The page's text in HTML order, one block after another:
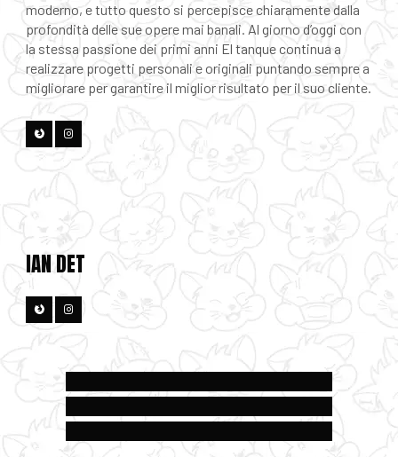
moderno, e tutto questo si percepisce chiaramente dalla
profondità delle sue opere mai banali. Al giorno d’oggi con
la stessa passione dei primi anni El tanque continua a
realizzare progetti personali e originali puntando sempre a
migliorare per garantire il miglior risultato per il suo cliente.
IAN DET
PHOBIA
Phobia Tattoo
EL TANQUE
IAN DET